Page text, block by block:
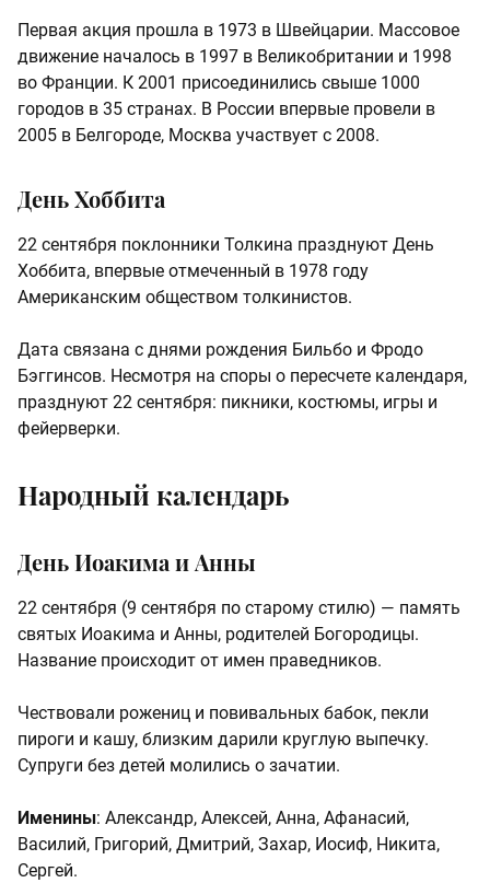
Первая акция прошла в 1973 в Швейцарии. Массовое
движение началось в 1997 в Великобритании и 1998
во Франции. К 2001 присоединились свыше 1000
городов в 35 странах. В России впервые провели в
2005 в Белгороде, Москва участвует с 2008.
День Хоббита
22 сентября поклонники Толкина празднуют День
Хоббита, впервые отмеченный в 1978 году
Американским обществом толкинистов.
Дата связана с днями рождения Бильбо и Фродо
Бэггинсов. Несмотря на споры о пересчете календаря,
празднуют 22 сентября: пикники, костюмы, игры и
фейерверки.
Народный календарь
День Иоакима и Анны
22 сентября (9 сентября по старому стилю) — память
святых Иоакима и Анны, родителей Богородицы.
Название происходит от имен праведников.
Чествовали рожениц и повивальных бабок, пекли
пироги и кашу, близким дарили круглую выпечку.
Супруги без детей молились о зачатии.
Именины: Александр, Алексей, Анна, Афанасий,
Василий, Григорий, Дмитрий, Захар, Иосиф, Никита,
Сергей.